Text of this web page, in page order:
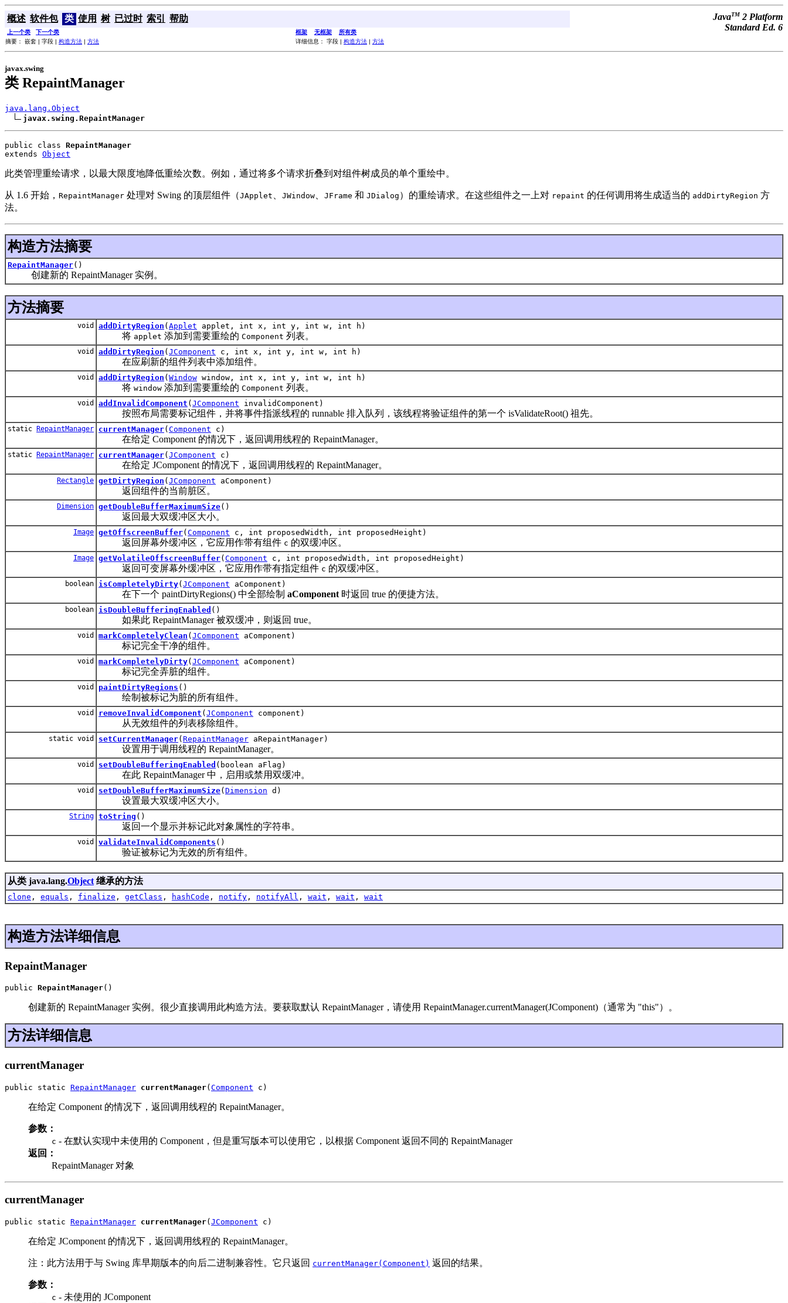
概述 软件包 类 使用 树 已过时 索引 帮助 JavaTM 2 Platform
Standard Ed. 6
上一个类 下一个类 框架 无框架
所有类
摘要： 嵌套 | 字段 | 构造方法 | 方法 详细信息： 字段 | 构造方法 | 方法
javax.swing
类 RepaintManager
java.lang.Object
javax.swing.RepaintManager
public class RepaintManager
extends Object
此类管理重绘请求，以最大限度地降低重绘次数。例如，通过将多个请求折叠到对组件树成员的单个重绘中。
从 1.6 开始， RepaintManager 处理对 Swing 的顶层组件（JApplet JWindow JFrame 和 JDialog ）的重绘请求。在这些组件之一上对 repaint 的任何调用将生成适当的 addDirtyRegion 方
法。
构造方法摘要
RepaintManager()
创建新的 RepaintManager 实例。
方法摘要
void addDirtyRegion ( Applet applet, int x, int y, int w, int h)
将 applet 添加到需要重绘的 Component 列表。
void addDirtyRegion ( JComponent c, int x, int y, int w, int h)
在应刷新的组件列表中添加组件。
void addDirtyRegion ( Window window, int x, int y, int w, int h)
将 window 添加到需要重绘的 Component 列表。
void addInvalidComponent ( JComponent invalidComponent)
按照布局需要标记组件，并将事件指派线程的 runnable 排入队列，该线程将验证组件的第一个 isValidateRoot() 祖先。
static RepaintManager currentManager( Component c)
在给定 Component 的情况下，返回调用线程的 RepaintManager。
static RepaintManager currentManager( JComponent c)
在给定 JComponent 的情况下，返回调用线程的 RepaintManager。
Rectangle getDirtyRegion ( JComponent aComponent)
返回组件的当前脏区。
Dimension getDoubleBufferMaximumSize()
返回最大双缓冲区大小。
Image getOffscreenBuffer( Component c, int proposedWidth, int proposedHeight)
返回屏幕外缓冲区，它应用作带有组件 c 的双缓冲区。
Image getVolatileOffscreenBuffer( Component c, int proposedWidth, int proposedHeight)
返回可变屏幕外缓冲区，它应用作带有指定组件 c 的双缓冲区。
boolean isCompletelyDirty( JComponent aComponent)
在下一个 paintDirtyRegions() 中全部绘制 aComponent 时返回 true 的便捷方法。
boolean isDoubleBufferingEnabled ()
如果此 RepaintManager 被双缓冲，则返回 true。
void markCompletelyClean ( JComponent aComponent)
标记完全干净的组件。
void markCompletelyDirty( JComponent aComponent)
标记完全弄脏的组件。
void paintDirtyRegions ()
绘制被标记为脏的所有组件。
void removeInvalidComponent ( JComponent component)
从无效组件的列表移除组件。
static void setCurrentManager( RepaintManager aRepaintManager)
设置用于调用线程的 RepaintManager。
void setDoubleBufferingEnabled (boolean aFlag)
在此 RepaintManager 中，启用或禁用双缓冲。
void setDoubleBufferMaximumSize( Dimension d)
设置最大双缓冲区大小。
String toString ()
返回一个显示并标记此对象属性的字符串。
void validateInvalidComponents ()
验证被标记为无效的所有组件。
从类 java.lang.Object 继承的方法
clone , equals , finalize , getClass , hashCode , notify , notifyAll , wait , wait , wait
构造方法详细信息
RepaintManager
public RepaintManager()
创建新的 RepaintManager 实例。很少直接调用此构造方法。要获取默认 RepaintManager，请使用 RepaintManager.currentManager(JComponent)（通常为 "this"）。
方法详细信息
currentManager
public static RepaintManager currentManager(Component c)
在给定 Component 的情况下，返回调用线程的 RepaintManager。
参数：
c - 在默认实现中未使用的 Component，但是重写版本可以使用它，以根据 Component 返回不同的 RepaintManager
返回：
RepaintManager 对象
currentManager
public static RepaintManager currentManager( JComponent c)
在给定 JComponent 的情况下，返回调用线程的 RepaintManager。
注：此方法用于与 Swing 库早期版本的向后二进制兼容性。它只返回 currentManager(Component) 返回的结果。
参数：
c - 未使用的 JComponent